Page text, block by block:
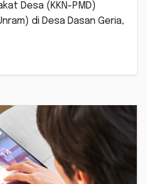
Desa (KKN-PMD)
di Desa Dasan Geria,